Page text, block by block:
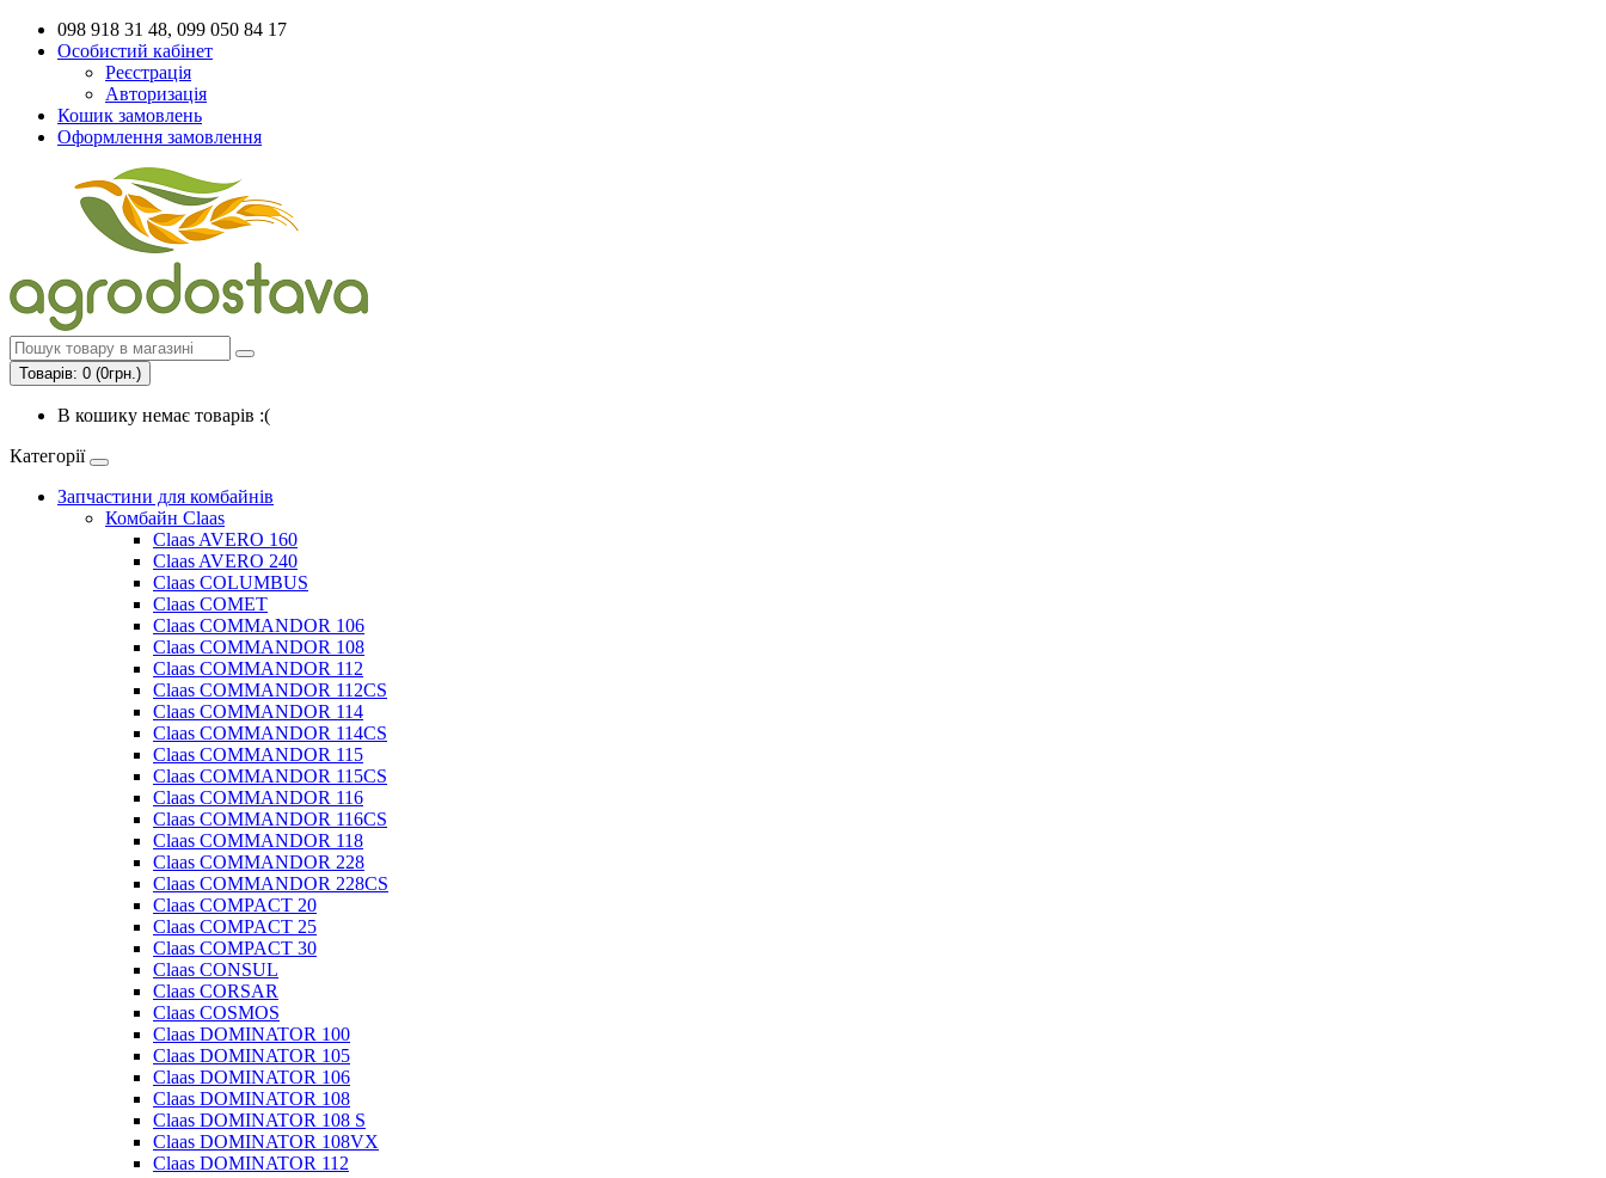
098 918 31 48, 099 050 84 17
Особистий кабінет
Реєстрація
Авторизація
Кошик замовлень
Оформлення замовлення
Товарів: 0 (0грн.)
В кошику немає товарів :(
Категорії
Запчастини для комбайнів
Комбайн Claas
Claas AVERO 160
Claas AVERO 240
Claas COLUMBUS
Claas COMET
Claas COMMANDOR 106
Claas COMMANDOR 108
Claas COMMANDOR 112
Claas COMMANDOR 112CS
Claas COMMANDOR 114
Claas COMMANDOR 114CS
Claas COMMANDOR 115
Claas COMMANDOR 115CS
Claas COMMANDOR 116
Claas COMMANDOR 116CS
Claas COMMANDOR 118
Claas COMMANDOR 228
Claas COMMANDOR 228CS
Claas COMPACT 20
Claas COMPACT 25
Claas COMPACT 30
Claas CONSUL
Claas CORSAR
Claas COSMOS
Claas DOMINATOR 100
Claas DOMINATOR 105
Claas DOMINATOR 106
Claas DOMINATOR 108
Claas DOMINATOR 108 S
Claas DOMINATOR 108VX
Claas DOMINATOR 112